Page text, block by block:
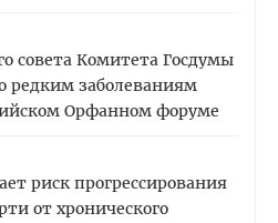
совета Комитета Госдумы
редким заболеваниям
Орфанном форуме
риск прогрессирования
от хронического